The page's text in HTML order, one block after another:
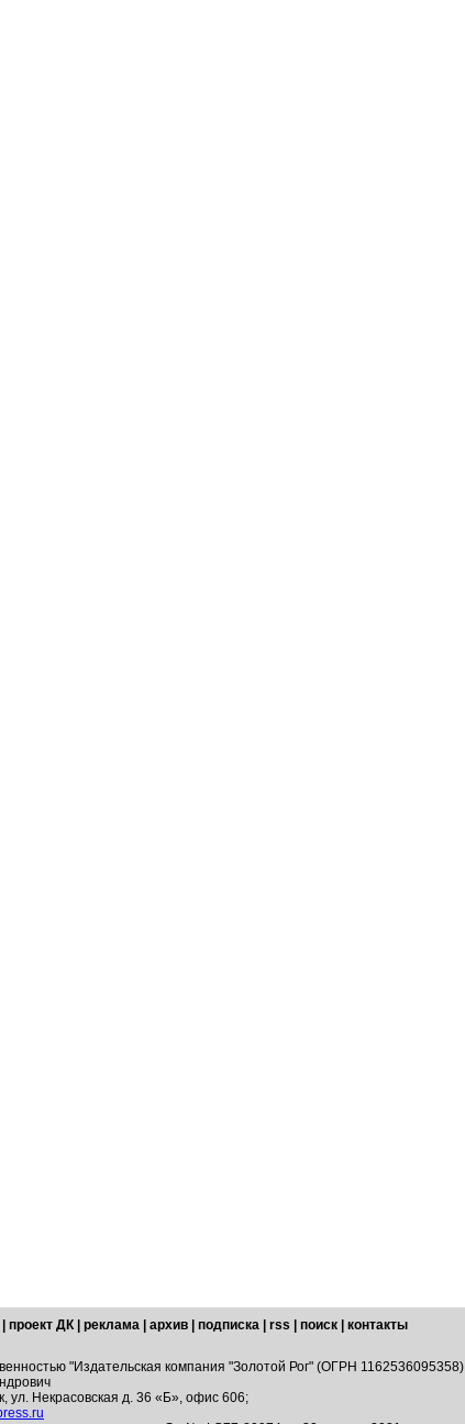
проект ДК реклама архив подписка rss поиск
контакты
"Издательская компания "Золотой Рог" (ОГРН 1162536095358)
ул. Некрасовская д. 36 «Б», офис 606;